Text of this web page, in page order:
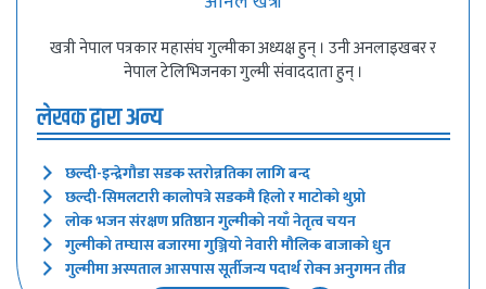
खत्री नेपाल पत्रकार महासंघ गुल्मीका अध्यक्ष हुन् । उनी अनलाइखबर र
नेपाल टेलिभिजनका गुल्मी संवाददाता हुन् ।
लेखक द्वारा अन्य
छल्दी-इन्द्रेगौडा सडक स्तरोन्नतिका लागि बन्द
छल्दी-सिमलटारी कालोपत्रे सडकमै हिलो र माटोको थुप्रो
लोक भजन संरक्षण प्रतिष्ठान गुल्मीको नयाँ नेतृत्व चयन
गुल्मीको तम्घास बजारमा गुञ्जियो नेवारी मौलिक बाजाको धुन
गुल्मीमा अस्पताल आसपास सूर्तीजन्य पदार्थ रोक्न अनुगमन तीव्र